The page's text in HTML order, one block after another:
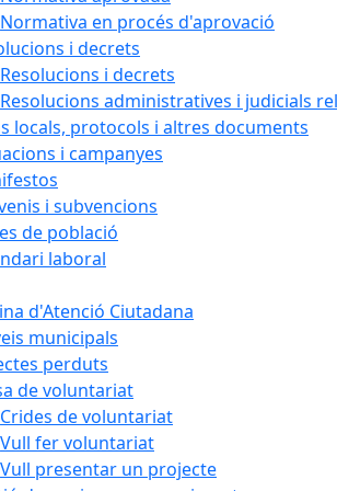
Normativa en procés d'aprovació
i decrets
Resolucions i decrets
Resolucions administratives i judicials
locals, protocols i altres documents
i campanyes
i subvencions
de població
laboral
d'Atenció Ciutadana
municipals
perduts
de voluntariat
Crides de voluntariat
Vull fer voluntariat
Vull presentar un projecte